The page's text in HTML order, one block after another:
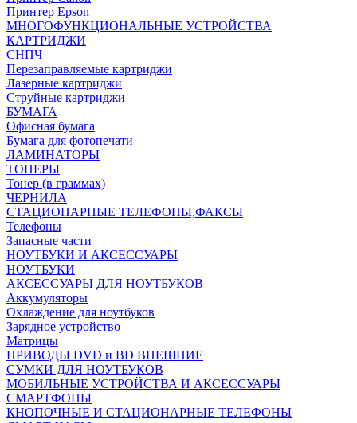
Принтер Epson
МНОГОФУНКЦИОНАЛЬНЫЕ УСТРОЙСТВА
КАРТРИДЖИ
СНПЧ
Перезаправляемые картриджи
Лазерные картриджи
Струйные картриджи
БУМАГА
Офисная бумага
Бумага для фотопечати
ЛАМИНАТОРЫ
ТОНЕРЫ
Тонер (в граммах)
ЧЕРНИЛА
СТАЦИОНАРНЫЕ ТЕЛЕФОНЫ,ФАКСЫ
Телефоны
Запасные части
НОУТБУКИ И АКСЕССУАРЫ
НОУТБУКИ
АКСЕССУАРЫ ДЛЯ НОУТБУКОВ
Аккумуляторы
Охлаждение для ноутбуков
Зарядное устройство
Матрицы
ПРИВОДЫ DVD и BD ВНЕШНИЕ
СУМКИ ДЛЯ НОУТБУКОВ
МОБИЛЬНЫЕ УСТРОЙСТВА И АКСЕССУАРЫ
СМАРТФОНЫ
КНОПОЧНЫЕ И СТАЦИОНАРНЫЕ ТЕЛЕФОНЫ